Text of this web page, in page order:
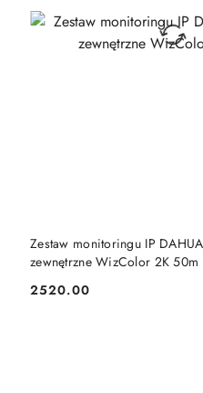
Zestaw monitoringu IP
zewnętrzne WizColor 2K 50m
Cena:
2520.00
BRAK